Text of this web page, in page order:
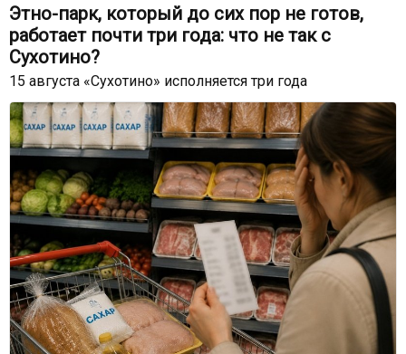
Этно-парк, который до сих пор не готов,
работает почти три года: что не так с
Сухотино?
15 августа «Сухотино» исполняется три года